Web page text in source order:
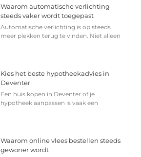
Waarom automatische verlichting
steeds vaker wordt toegepast
Automatische verlichting is op steeds
meer plekken terug te vinden. Niet alleen
Kies het beste hypotheekadvies in
Deventer
Een huis kopen in Deventer of je
hypotheek aanpassen is vaak een
Waarom online vlees bestellen steeds
gewoner wordt